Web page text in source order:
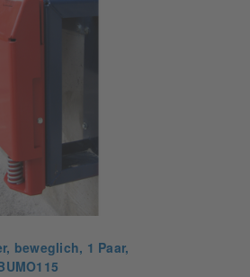
beweglich, 1 Paar,